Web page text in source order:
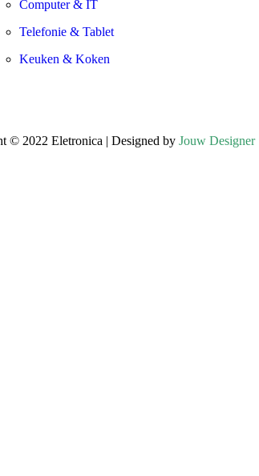
Computer & IT
Telefonie & Tablet
Keuken & Koken
© 2022 Eletronica | Designed by Jouw Designer